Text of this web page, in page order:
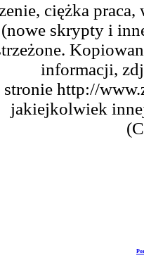
ciężka
(nowe skrypty i
informacji,
stronie http://
jakiejkolwiek